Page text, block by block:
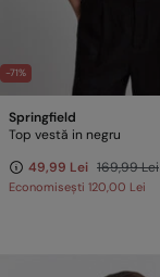
-71%
Springfield
Top vestă in negru
49,99 Lei 169,99 Lei
Economisești 120,00 Lei